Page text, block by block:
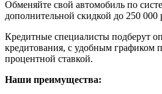
Обменяйте свой автомобиль по
дополнительной скидкой до 250 000
Кредитные специалисты подберут
кредитования, с удобным графиком
процентной ставкой.
Наши преимущества: